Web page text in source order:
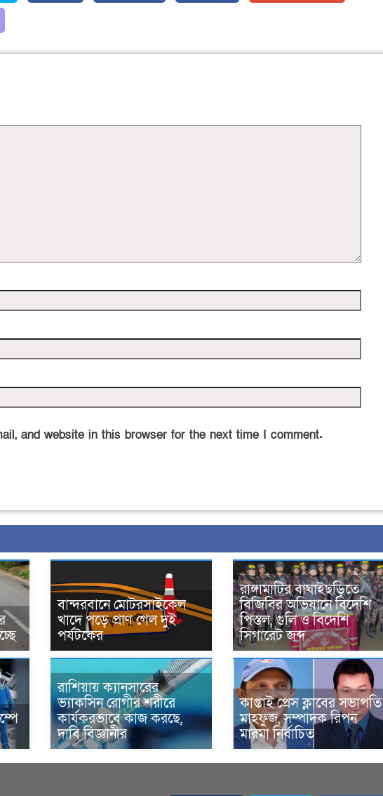
and website in this browser for the next time I comment.
বান্দরবানে মোটরসাইকেল
খাদে পড়ে প্রাণ গেল দুই
পর্যটকের
রাঙ্গামাটির বাঘাইছড়িতে
বিজিবির অভিযানে বিদেশি
পিস্তল, গুলি ও বিদেশি
সিগারেট জব্দ
রাশিয়ায় ক্যানসারের
ভ্যাকসিন রোগীর শরীরে
কার্যকরভাবে কাজ করছে,
দাবি বিজ্ঞানীর
কাপ্তাই প্রেস ক্লাবের সভাপতি
মাহফুজ, সম্পাদক রিপন
মারমা নির্বাচিত